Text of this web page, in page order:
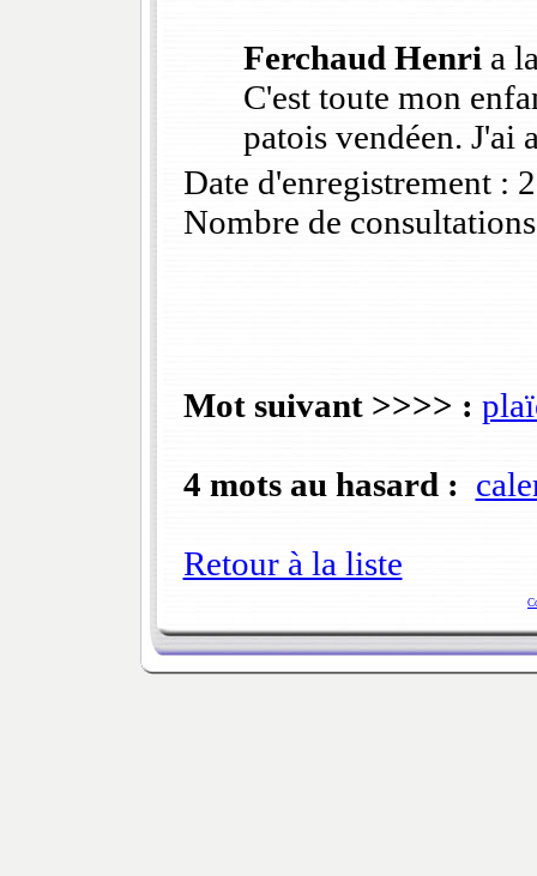
Ferchaud Henri a
C'est toute mon
patois vendéen. J'ai
Date d'enregistrement :
Nombre de
Mot suivant >>>> :
4 mots au hasard :
Retour à la liste